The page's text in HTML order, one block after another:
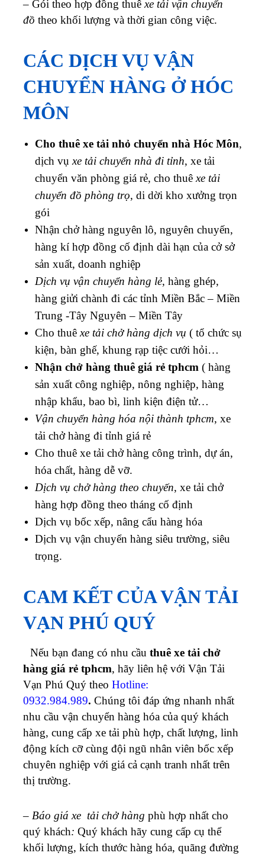
– Gói theo hợp đồng thuê xe tải vận chuyển
đồ theo khối lượng và thời gian công việc.
CÁC DỊCH VỤ VẬN
CHUYỂN HÀNG Ở HÓC
MÔN
Cho thuê xe tải nhỏ chuyển nhà Hóc Môn,
dịch vụ xe tải chuyển nhà đi tỉnh, xe tải
chuyển văn phòng giá rẻ, cho thuê xe tải
chuyển đồ phòng trọ, di dời kho xưởng trọn
gói
Nhận chở hàng nguyên lô, nguyên chuyến,
hàng kí hợp đồng cố định dài hạn của cở sở
sản xuất, doanh nghiệp
Dịch vụ vận chuyển hàng lẻ, hàng ghép,
hàng giửi chành đi các tỉnh Miền Bắc – Miền
Trung -Tây Nguyên – Miền Tây
Cho thuê xe tải chở hàng dịch vụ ( tổ chức sụ
kiện, bàn ghế, khung rạp tiệc cưới hỏi…
Nhận chở hàng thuê giá rẻ tphcm ( hàng
sản xuất công nghiệp, nông nghiệp, hàng
nhập khẩu, bao bì, linh kiện điện tử…
Vận chuyển hàng hóa nội thành tphcm, xe
tải chở hàng đi tỉnh giá rẻ
Cho thuê xe tải chở hàng công trình, dự án,
hóa chất, hàng dễ vỡ.
Dịch vụ chở hàng theo chuyến, xe tải chở
hàng hợp đồng theo tháng cố định
Dịch vụ bốc xếp, nâng cẩu hàng hóa
Dịch vụ vận chuyển hàng siêu trường, siêu
trọng.
CAM KẾT CỦA VẬN TẢI
VẠN PHÚ QUÝ
Nếu bạn đang có nhu cầu thuê xe tải chở
hàng giá rẻ tphcm, hãy liên hệ với Vận Tải
Vạn Phú Quý theo Hotline:
0932.984.989. Chúng tôi đáp ứng nhanh nhất
nhu cầu vận chuyển hàng hóa của quý khách
hàng, cung cấp xe tải phù hợp, chất lượng, linh
động kích cỡ cùng đội ngũ nhân viên bốc xếp
chuyên nghiệp với giá cả cạnh tranh nhất trên
thị trường.
– Báo giá xe tải chở hàng phù hợp nhất cho
quý khách: Quý khách hãy cung cấp cụ thể
khối lượng, kích thước hàng hóa, quãng đường